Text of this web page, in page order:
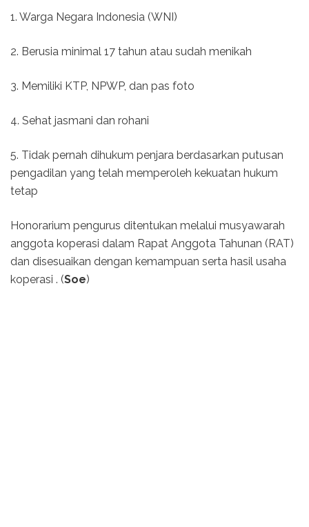
1. Warga Negara Indonesia (WNI)
2. Berusia minimal 17 tahun atau sudah menikah
3. Memiliki KTP, NPWP, dan pas foto
4. Sehat jasmani dan rohani
5. Tidak pernah dihukum penjara berdasarkan putusan
pengadilan yang telah memperoleh kekuatan hukum
tetap
Honorarium pengurus ditentukan melalui musyawarah
anggota koperasi dalam Rapat Anggota Tahunan (RAT)
dan disesuaikan dengan kemampuan serta hasil usaha
koperasi . (Soe)